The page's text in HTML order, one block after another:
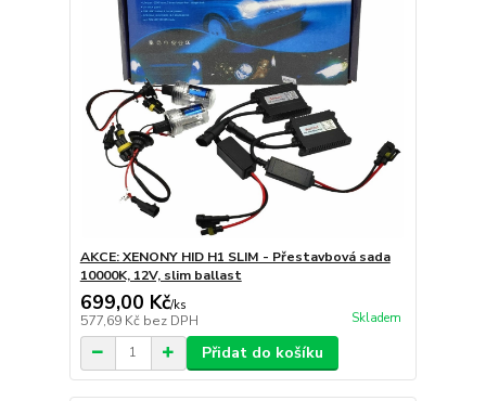
AKCE: XENONY HID H1 SLIM - Přestavbová sada
10000K, 12V, slim ballast
699,00 Kč/ks
577,69 Kč bez DPH Skladem
Přidat do košíku